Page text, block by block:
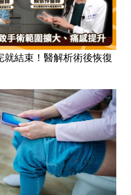
就結束！醫解析術後恢復